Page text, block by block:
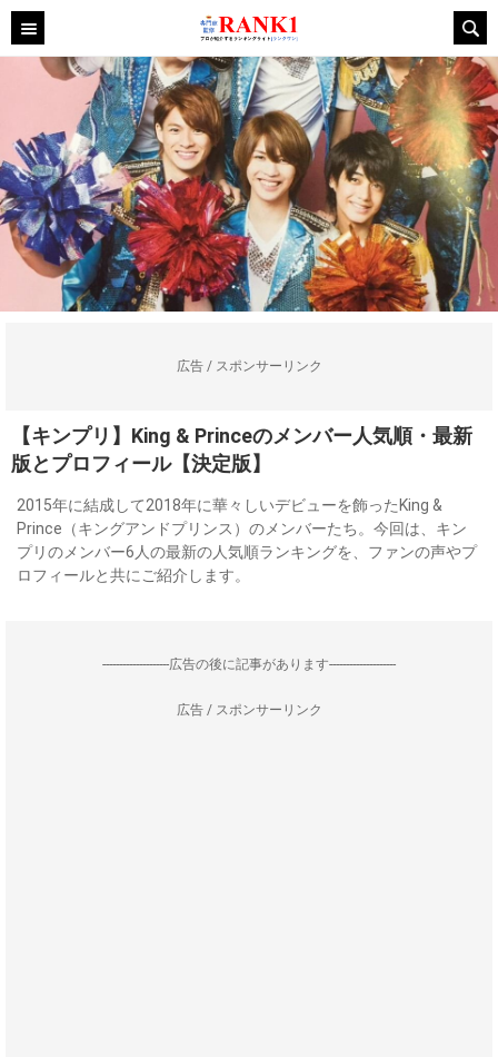
広告 / スポンサーリンク
【キンプリ】King & Princeのメンバー人気順・最新
版とプロフィール【決定版】
2015年に結成して2018年に華々しいデビューを飾ったKing &
Prince（キングアンドプリンス）のメンバーたち。今回は、キン
プリのメンバー6人の最新の人気順ランキングを、ファンの声やプ
ロフィールと共にご紹介します。
--------------------広告の後に記事があります--------------------
広告 / スポンサーリンク